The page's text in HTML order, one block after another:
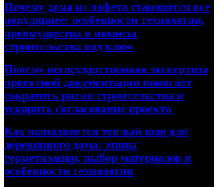
Почему дома из лафета становятся все
популярнее: особенности технологии,
преимущества и нюансы
строительства под ключ
Почему негосударственная экспертиза
проектной документации помогает
сократить риски строительства и
ускорить согласование проекта
Как выполняется теплый шов для
деревянного дома: этапы
герметизации, выбор материалов и
особенности технологии